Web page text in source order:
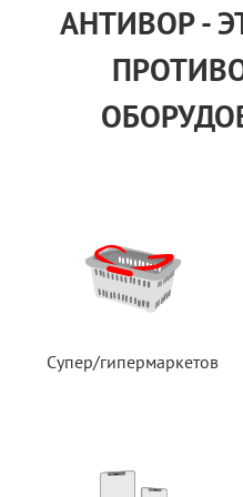
АНТИВОР -
Супер/гипермаркетов